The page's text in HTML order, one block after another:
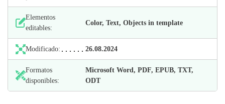
Elementos
editables:
Color, Text, Objects in template
Modificado: 26.08.2024
Formatos
disponibles:
Microsoft Word, PDF, EPUB, TXT,
ODT